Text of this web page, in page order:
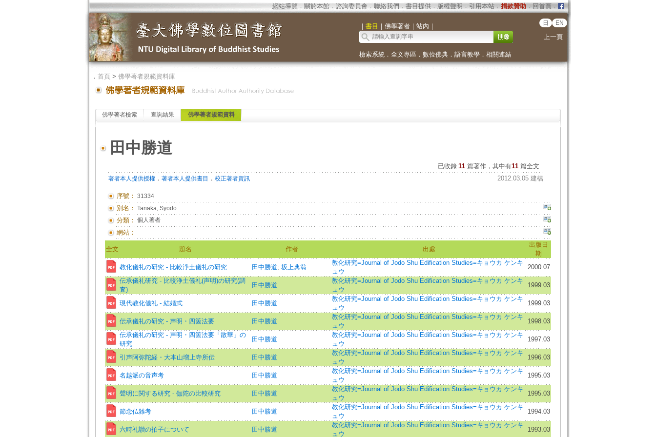
網站導覽 ． 關於本館． 諮詢委員會． 聯絡我們 ． 書目提供． 版權聲明 ． 引用本站． 捐款贊助．回首頁．
｜ 書目 ｜ 佛學著者｜ 站內 ｜ 日 EN
上一頁
檢索系統． 全文專區 ． 數位佛典． 語言教學． 相關連結
． 首頁> 佛學著者規範資料庫
佛學著者檢索 查詢結果 佛學著者規範資料
田中勝道
已收錄 11 篇著作，其中有11篇全文
著者本人提供授權． 著者本人提供書目 ． 校正著者資訊 2012.03.05 建檔
序號： 31334
別名： Tanaka, Syodo
分類： 個人著者
網站：
全文 題名 作者 出處
出版日
期
教化儀礼の研究 - 比較浄土儀礼の研究
田中勝道; 坂上典翁
教化研究=Journal of Jodo Shu Edification Studies=キョウカ ケンキ
ュウ
2000.07
伝承儀礼研究 - 比較浄土儀礼(声明)の研究(調
査)
田中勝道
教化研究=Journal of Jodo Shu Edification Studies=キョウカ ケンキ
ュウ
1999.03
現代教化儀礼 - 結婚式 田中勝道
教化研究=Journal of Jodo Shu Edification Studies=キョウカ ケンキ
ュウ
1999.03
伝承儀礼の研究 - 声明・四箇法要 田中勝道
教化研究=Journal of Jodo Shu Edification Studies=キョウカ ケンキ
ュウ
1998.03
伝承儀礼の研究 - 声明・四箇法要「散華」の
研究
田中勝道
教化研究=Journal of Jodo Shu Edification Studies=キョウカ ケンキ
ュウ
1997.03
引声阿弥陀経・大本山増上寺所伝 田中勝道
教化研究=Journal of Jodo Shu Edification Studies=キョウカ ケンキ
ュウ
1996.03
名越派の音声考 田中勝道
教化研究=Journal of Jodo Shu Edification Studies=キョウカ ケンキ
ュウ
1995.03
聲明に関する研究 - 伽陀の比較研究 田中勝道
教化研究=Journal of Jodo Shu Edification Studies=キョウカ ケンキ
ュウ
1995.03
節念仏雑考 田中勝道
教化研究=Journal of Jodo Shu Edification Studies=キョウカ ケンキ
ュウ
1994.03
六時礼讃の拍子について 田中勝道
教化研究=Journal of Jodo Shu Edification Studies=キョウカ ケンキ
ュウ
1993.03